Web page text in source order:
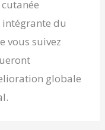
du
vous suivez
globale